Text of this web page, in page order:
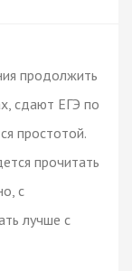
продолжить
сдают ЕГЭ по
простотой.
прочитать
с
лучше с